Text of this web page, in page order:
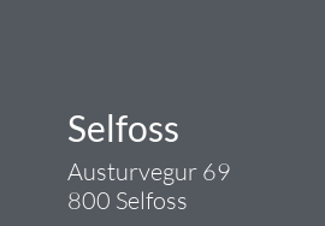
Selfoss
Austurvegur 69
800 Selfoss